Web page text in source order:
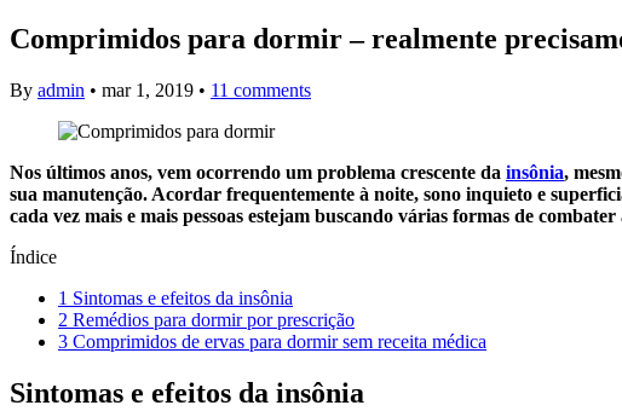
Comprimidos para dormir – realmente
By admin • mar 1, 2019 • 11 comments
Nos últimos anos, vem ocorrendo um problema crescente da insônia,
sua manutenção. Acordar frequentemente à noite, sono inquieto e
cada vez mais e mais pessoas estejam buscando várias formas de
Índice
1 Sintomas e efeitos da insônia
2 Remédios para dormir por prescrição
3 Comprimidos de ervas para dormir sem receita médica
Sintomas e efeitos da insônia